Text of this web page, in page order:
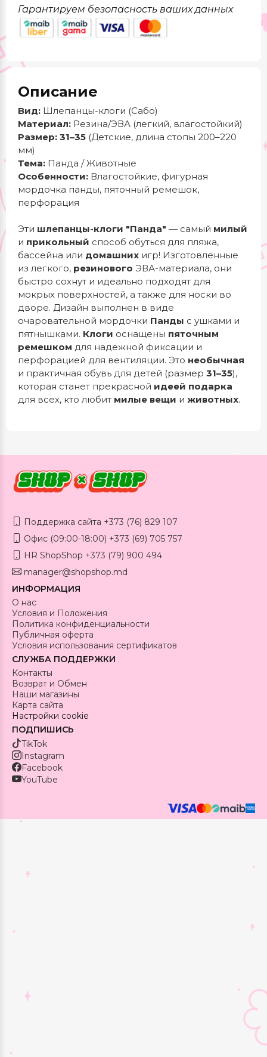
Гарантируем безопасность ваших данных
Описание
Вид: Шлепанцы-клоги (Сабо)
Материал: Резина/ЭВА (легкий, влагостойкий)
Размер: 31–35 (Детские, длина стопы 200–220
мм)
Тема: Панда / Животные
Особенности: Влагостойкие, фигурная
мордочка панды, пяточный ремешок,
перфорация
Эти шлепанцы-клоги "Панда" — самый милый
и прикольный способ обуться для пляжа,
бассейна или домашних игр! Изготовленные
из легкого, резинового ЭВА-материала, они
быстро сохнут и идеально подходят для
мокрых поверхностей, а также для носки во
дворе. Дизайн выполнен в виде
очаровательной мордочки Панды с ушками и
пятнышками. Клоги оснащены пяточным
ремешком для надежной фиксации и
перфорацией для вентиляции. Это необычная
и практичная обувь для детей (размер 31–35),
которая станет прекрасной идеей подарка
для всех, кто любит милые вещи и животных.
Поддержка сайта +373 (76) 829 107
Офис (09:00-18:00) +373 (69) 705 757
HR ShopShop +373 (79) 900 494
manager@shopshop.md
ИНФОРМАЦИЯ
О нас
Условия и Положения
Политика конфиденциальности
Публичная оферта
Условия использования сертификатов
СЛУЖБА ПОДДЕРЖКИ
Контакты
Возврат и Обмен
Наши магазины
Карта сайта
Настройки cookie
ПОДПИШИСЬ
TikTok
Instagram
Facebook
YouTube